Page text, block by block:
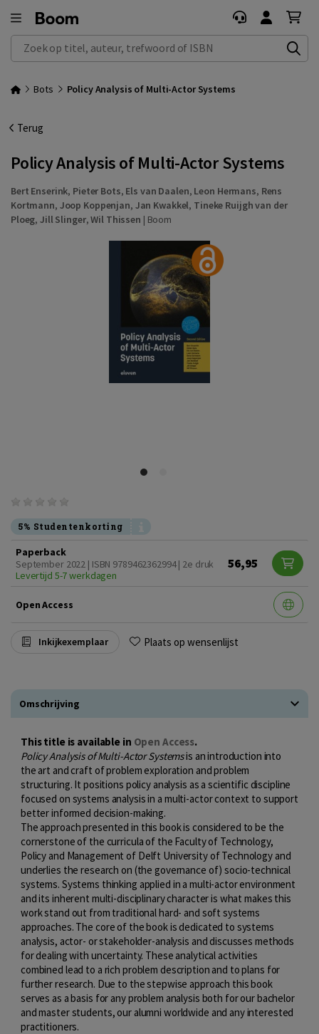
Zoek op titel, auteur, trefwoord of ISBN
Bots Policy Analysis of Multi-Actor Systems
Terug
Policy Analysis of Multi-Actor Systems
Bert Enserink, Pieter Bots, Els van Daalen, Leon Hermans, Rens
Kortmann, Joop Koppenjan, Jan Kwakkel, Tineke Ruijgh van der
Ploeg,Jill Slinger,Wil Thissen | Boom
5% Studentenkorting
Paperback
September 2022 | ISBN 9789462362994 | 2e druk
Levertijd 5-7 werkdagen
56,95
Open Access
Inkijkexemplaar Plaats op wensenlijst
Omschrijving
This title is available in Open Access.
Policy Analysis of Multi-Actor Systemsis an introduction into
the art and craft of problem exploration and problem
structuring. It positions policy analysis as a scientific discipline
focused on systems analysis in a multi-actor context to support
better informed decision-making.
The approach presented in this book is considered to be the
cornerstone of the curricula of the Faculty of Technology,
Policy and Management of Delft University of Technology and
underlies the research on (the governance of) socio-technical
systems. Systems thinking applied in a multi-actor environment
and its inherent multi-disciplinary character is what makes this
work stand out from traditional hard- and soft systems
approaches. The core of the book is dedicated to systems
analysis, actor- or stakeholder-analysis and discusses methods
for dealing with uncertainty. These analytical activities
combined lead to a rich problem description and to plans for
further research. Due to the stepwise approach this book
serves as a basis for any problem analysis both for our bachelor
and master students, our alumni worldwide and any interested
practitioners.